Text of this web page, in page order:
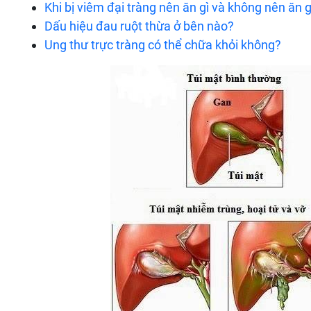
Khi bị viêm đại tràng nên ăn gì và không nên ăn
Dấu hiệu đau ruột thừa ở bên nào?
Ung thư trực tràng có thể chữa khỏi không?